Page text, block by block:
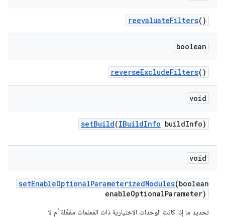
reevaluateFilters()
boolean
reverseExcludeFilters()
void
setBuild(IBuildInfo buildInfo)
void
setEnableOptionalParameterizedModules(boolean
enableOptionalParameter)
تحديد ما إذا كانت الوحدات الاختيارية ذات المَعلمات مفعَّلة أم لا